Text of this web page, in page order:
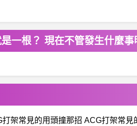
一根？ 現在不管發生什麼事
打架常見的用頭撞那招 ACG打架常見